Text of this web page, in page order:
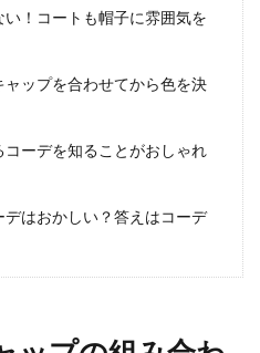
トの重ね着で、パーカーのフード部
ネクタイのおしゃれな組み
！コートも帽子に雰囲気を
ップを合わせてから色を決
ーデを知ることがおしゃれ
デはおかしい？答えはコーデ